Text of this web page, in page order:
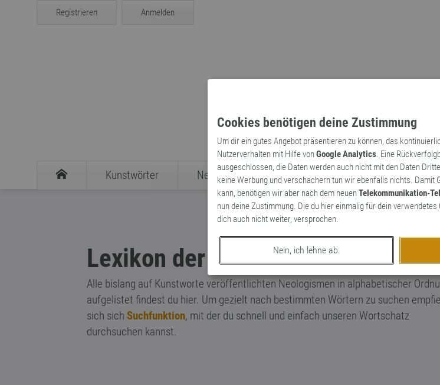
Cookies benötigen deine Zustimmung
Um dir ein gutes Angebot präsentieren zu können, das
Nutzerverhalten mit Hilfe vonGoogle Analytics. Eine
ausgeschlossen, die Daten werden auch nicht mit den Daten
keine Werbung und verschachern tun wir ebenfalls nichts. Damit
kann, benötigen wir aber nach dem neuenTelekommunikation-
nun deine Zustimmung. Die du hier einmalig für dein
dich auch nicht weiter, versprochen.
Nein, ich lehne ab.
Registrieren Anmelden
Kunstwörter Neologismen Archaismen
Lexikon der Neologismen
Alle bislang auf Kunstworte veröffentlichten Neologismen in alphabetischer
aufgelistet findest du hier. Um gezielt nach bestimmten Wörtern zu suchen
sich sich Suchfunktion, mit der du schnell und einfach unseren Wortschatz
durchsuchen kannst.